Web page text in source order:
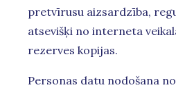
pretvīrusu aizsardzība,
atsevišķi no interneta
rezerves kopijas.
Personas datu nodošana